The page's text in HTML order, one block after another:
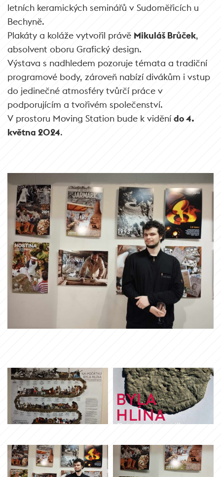
letních keramických seminářů v Sudoměřicích u
Bechyně.
Plakáty a koláže vytvořil právě Mikuláš Brůček,
absolvent oboru Grafický design.
Výstava s nadhledem pozoruje témata a tradiční
programové body, zároveň nabízí divákům i vstup
do jedinečné atmosféry tvůrčí práce v
podporujícím a tvořivém společenství.
V prostoru Moving Station bude k viděnído 4.
května 2024.